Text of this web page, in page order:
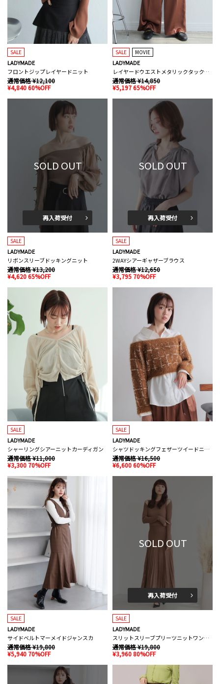
SALE
LADYMADE
フロントジップレイヤードニット
通常価格 ¥12,100
¥4,840 60%OFF
SALE MOVIE
LADYMADE
レイヤードウエストメタリックタックパンツ
通常価格 ¥14,850
¥5,197 65%OFF
SOLD OUT
再入荷受付
SALE
LADYMADE
リボンスリーブドッキングニット
通常価格 ¥13,200
¥4,620 65%OFF
SOLD OUT
再入荷受付
SALE
LADYMADE
2WAYシアーギャザーブラウス
通常価格 ¥12,650
¥3,795 70%OFF
SALE
LADYMADE
シャーリングシアーニットカーディガン
通常価格 ¥11,000
¥3,300 70%OFF
SALE
LADYMADE
シャツドッキングフェザーツイードニット
通常価格 ¥16,500
¥6,600 60%OFF
SALE
LADYMADE
サイドベルトマーメイドジャンスカ
通常価格 ¥19,800
¥5,940 70%OFF
SOLD OUT
再入荷受付
SALE
LADYMADE
スリットスリーブプリーツニットワンピース
通常価格 ¥19,800
¥3,960 80%OFF